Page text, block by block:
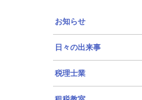
お知らせ
日々の出来事
税理士業